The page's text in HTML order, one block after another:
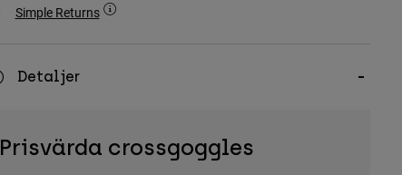
Simple Returns
Detaljer
Prisvärda crossgoggles